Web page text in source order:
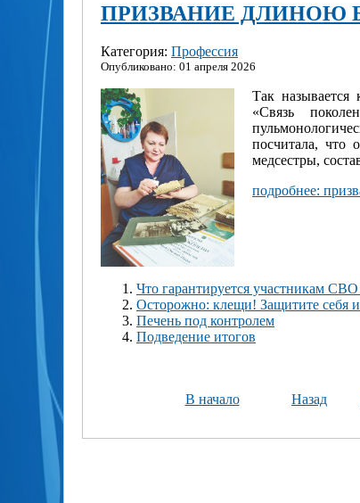
ПРИЗВАНИЕ ДЛИНОЮ
Категория: Профессия
Опубликовано: 01 апреля 2026
Так называется
«Связь
посчитала, что
медсестры,
подробнее:
Что гарантируется участникам
Осторожно: клещи! Защитите себя
Печень под контролем
Подведение итогов
В начало Назад